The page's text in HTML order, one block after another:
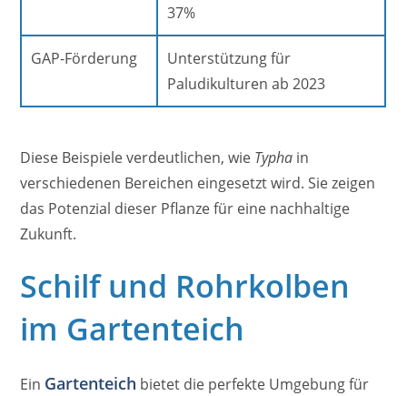
37%
GAP-Förderung
Unterstützung für
Paludikulturen ab 2023
Diese Beispiele verdeutlichen, wie Typha in
verschiedenen Bereichen eingesetzt wird. Sie zeigen
das Potenzial dieser Pflanze für eine nachhaltige
Zukunft.
Schilf und Rohrkolben
im Gartenteich
Ein Gartenteich bietet die perfekte Umgebung für